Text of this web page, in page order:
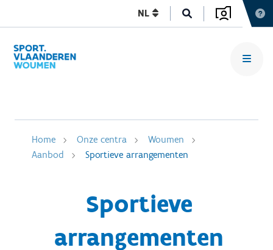
NL
Home Onze centra
Woumen
Aanbod
Sportieve arrangementen
Sportieve
arrangementen